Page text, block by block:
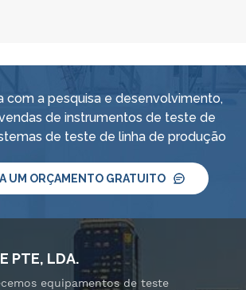
com a pesquisa e desenvolvimento,
de instrumentos de teste de
de teste de linha de produção
UM ORÇAMENTO GRATUITO
PTE, LDA.
equipamentos de teste